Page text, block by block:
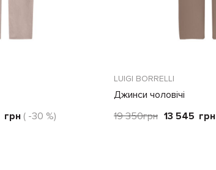
грн ( -30 %)
LUIGI BORRELLI
Джинси чоловічі
19 350грн 13 545 грн